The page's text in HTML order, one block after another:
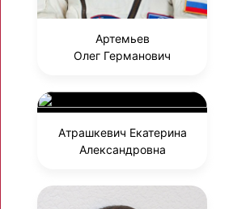
Артемьев
Олег Германович
Атрашкевич Екатерина
Александровна